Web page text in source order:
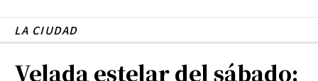
LA CIUDAD
Velada estelar del sábado: